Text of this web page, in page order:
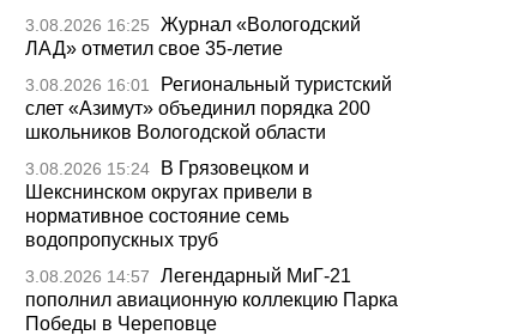
3.08.2026 16:25
Журнал «Вологодский
ЛАД» отметил свое 35-летие
3.08.2026 16:01
Региональный туристский
слет «Азимут» объединил порядка 200
школьников Вологодской области
3.08.2026 15:24
В Грязовецком и
Шекснинском округах привели в
нормативное состояние семь
водопропускных труб
3.08.2026 14:57
Легендарный МиГ-21
пополнил авиационную коллекцию Парка
Победы в Череповце